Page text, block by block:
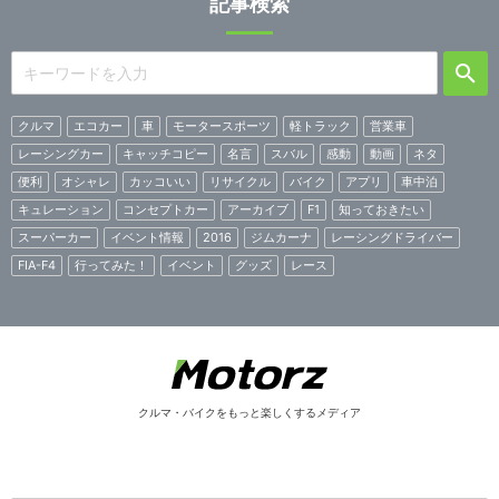
クルマ エコカー 車 モータースポーツ 軽トラック
営業車
レーシングカー
キャッチコピー 名言 スバル 感動 動画
ネタ
便利
オシャレ カッコいい リサイクル バイク アプリ
車中泊
キュレーション
コンセプトカー アーカイブ F1
知っておきたい
スーパーカー
イベント情報 2016 ジムカーナ
レーシングドライバー
FIA-F4
行ってみた！ イベント グッズ レース
クルマ・バイクをもっと楽しくするメディア